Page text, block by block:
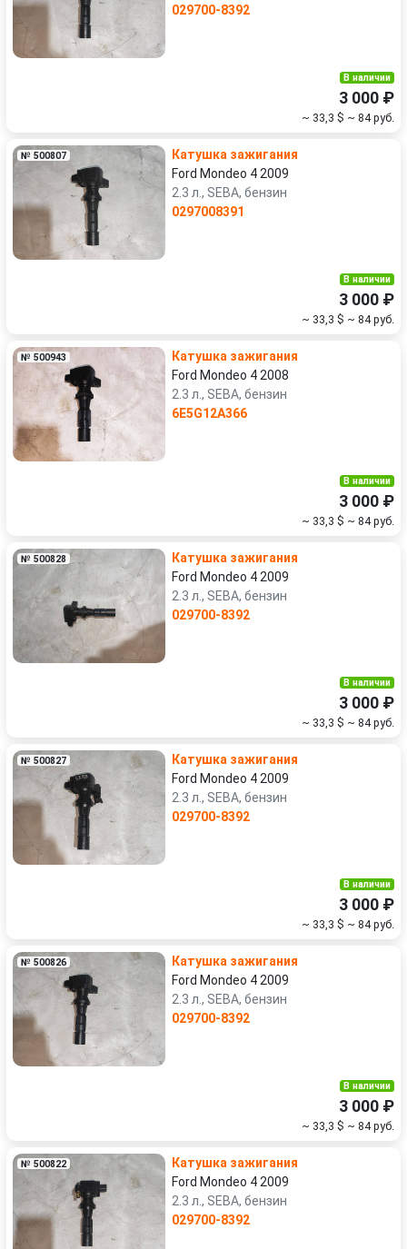
029700-8392
В наличии
3 000 ₽
~ 33,3 $ ~ 84 руб.
№ 500807
Катушка зажигания
Ford Mondeo 4 2009
2.3 л., SEBA, бензин
0297008391
В наличии
3 000 ₽
~ 33,3 $ ~ 84 руб.
№ 500943
Катушка зажигания
Ford Mondeo 4 2008
2.3 л., SEBA, бензин
6E5G12A366
В наличии
3 000 ₽
~ 33,3 $ ~ 84 руб.
№ 500828
Катушка зажигания
Ford Mondeo 4 2009
2.3 л., SEBA, бензин
029700-8392
В наличии
3 000 ₽
~ 33,3 $ ~ 84 руб.
№ 500827
Катушка зажигания
Ford Mondeo 4 2009
2.3 л., SEBA, бензин
029700-8392
В наличии
3 000 ₽
~ 33,3 $ ~ 84 руб.
№ 500826
Катушка зажигания
Ford Mondeo 4 2009
2.3 л., SEBA, бензин
029700-8392
В наличии
3 000 ₽
~ 33,3 $ ~ 84 руб.
№ 500822
Катушка зажигания
Ford Mondeo 4 2009
2.3 л., SEBA, бензин
029700-8392